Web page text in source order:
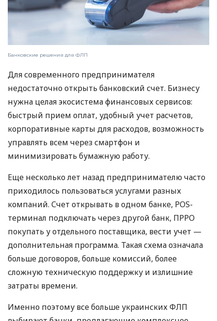
Банковские решения для ФЛП
Для современного предпринимателя
недостаточно открыть банковский счет. Бизнесу
нужна целая экосистема финансовых сервисов:
быстрый прием оплат, удобный учет расчетов,
корпоративные карты для расходов, возможность
управлять всем через смартфон и
минимизировать бумажную работу.
Еще несколько лет назад предпринимателю часто
приходилось пользоваться услугами разных
компаний. Счет открывать в одном банке, POS-
терминал подключать через другой банк, ПРРО
покупать у отдельного поставщика, вести учет —
дополнительная программа. Такая схема означала
больше договоров, больше комиссий, более
сложную техническую поддержку и излишние
затраты времени.
Именно поэтому все больше украинских ФЛП